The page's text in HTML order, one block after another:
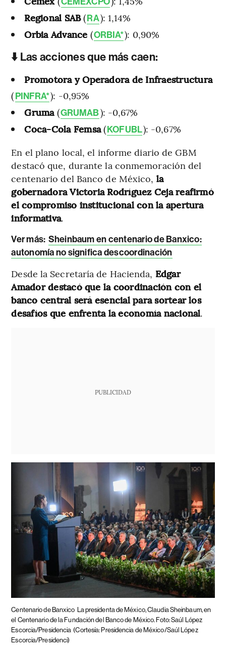
Regional SAB(RA): 1,14%
Orbia Advance (ORBIA*): 0,90%
⬇️ Las acciones que más caen:
Promotora y Operadora de Infraestructura
(PINFRA*): -0,95%
Gruma (GRUMAB): -0,67%
Coca-Cola Femsa(KOFUBL): -0,67%
En el plano local, el informe diario de GBM
destacó que, durante la conmemoración del
centenario del Banco de México, la
gobernadora Victoria Rodríguez Ceja reafirmó
el compromiso institucional con la apertura
informativa.
Ver más: Sheinbaum en centenario de Banxico:
autonomía no significa descoordinación
Desde la Secretaría de Hacienda, Edgar
Amador destacó que la coordinación con el
banco central será esencial para sortear los
desafíos que enfrenta la economía nacional.
PUBLICIDAD
Centenario de Banxico La presidenta de México, Claudia Sheinbaum, en
el Centenario de la Fundación del Banco de México. Foto: Saúl López
Escorcia/Presidencia (Cortesía: Presidencia de México/Saúl López
Escorcia/Presidenci)